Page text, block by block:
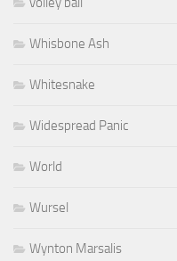
Whisbone Ash
Whitesnake
Widespread Panic
World
Wursel
Wynton Marsalis